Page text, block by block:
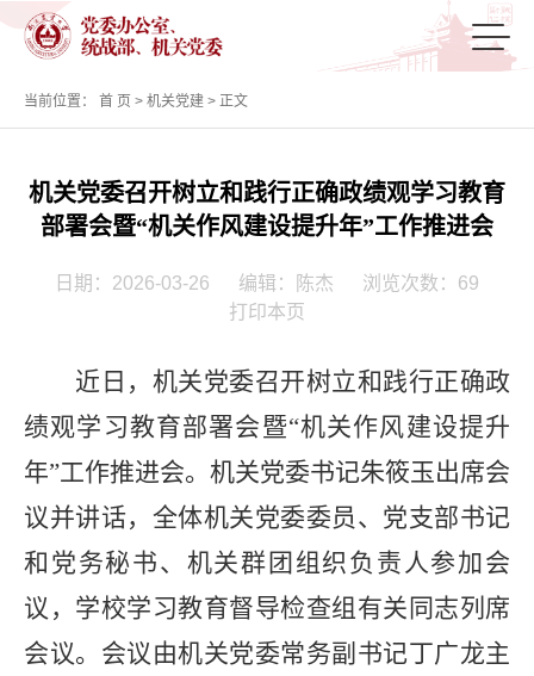
当前位置： 首 页 > 机关党建 > 正文
机关党委召开树立和践行正确政绩观学习教育
部署会暨“机关作风建设提升年”工作推进会
日期：2026-03-26 编辑：陈杰 浏览次数： 69
打印本页
近日，机关党委召开树立和践行正确政
绩观学习教育部署会暨“机关作风建设提升
年”工作推进会。机关党委书记朱筱玉出席会
议并讲话，全体机关党委委员、党支部书记
和党务秘书、机关群团组织负责人参加会
议，学校学习教育督导检查组有关同志列席
会议。会议由机关党委常务副书记丁广龙主